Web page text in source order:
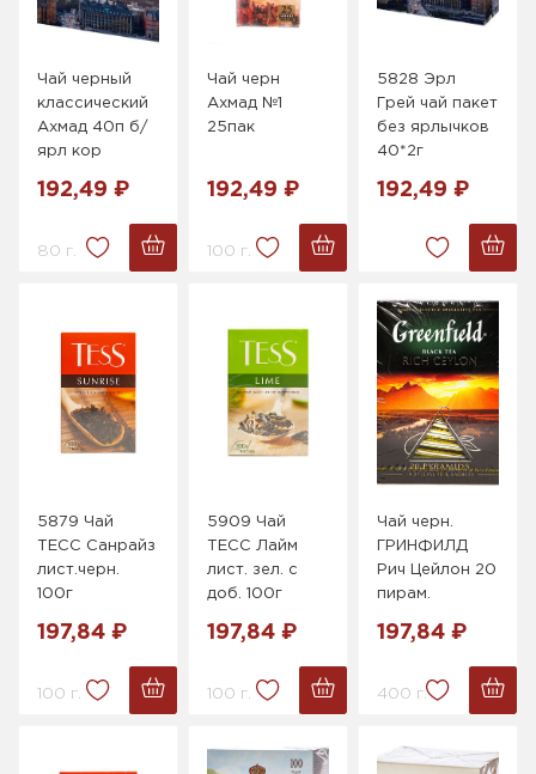
Чай черный
классический
Ахмад 40п б/
ярл кор
192,49 ₽
80 г.
Чай черн
Ахмад №1
25пак
192,49 ₽
100 г.
5828 Эрл
Грей чай пакет
без ярлычков
40*2г
192,49 ₽
5879 Чай
ТЕСС Санрайз
лист.черн.
100г
197,84 ₽
100 г.
5909 Чай
ТЕСС Лайм
лист. зел. с
доб. 100г
197,84 ₽
100 г.
Чай черн.
ГРИНФИЛД
Рич Цейлон 20
пирам.
197,84 ₽
400 г.